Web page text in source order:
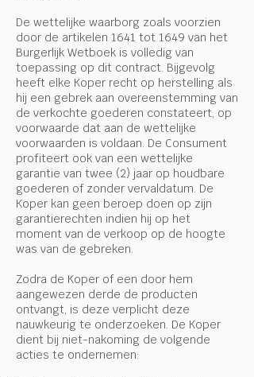
De wettelijke waarborg zoals voorzien
door de artikelen 1641 tot 1649 van het
Burgerlijk Wetboek is volledig van
toepassing op dit contract. Bijgevolg
heeft elke Koper recht op herstelling als
hij een gebrek aan overeenstemming van
de verkochte goederen constateert, op
voorwaarde dat aan de wettelijke
voorwaarden is voldaan. De Consument
profiteert ook van een wettelijke
garantie van twee (2) jaar op houdbare
goederen of zonder vervaldatum. De
Koper kan geen beroep doen op zijn
garantierechten indien hij op het
moment van de verkoop op de hoogte
was van de gebreken.
Zodra de Koper of een door hem
aangewezen derde de producten
ontvangt, is deze verplicht deze
nauwkeurig te onderzoeken. De Koper
dient bij niet-nakoming de volgende
acties te ondernemen: